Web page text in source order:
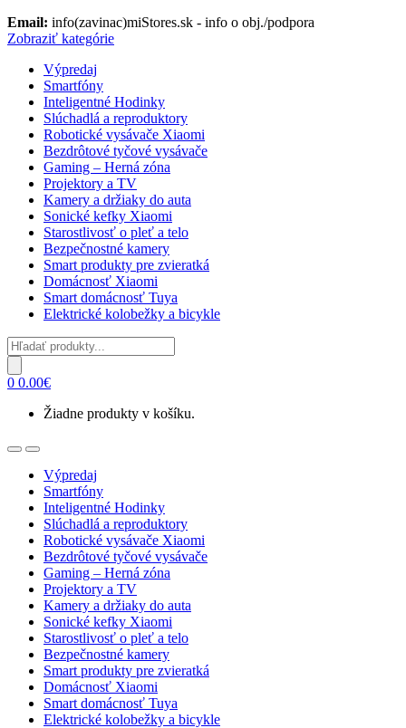
Email: info(zavinac)miStores.sk - info o obj./podpora
Zobraziť kategórie
Výpredaj
Smartfóny
Inteligentné Hodinky
Slúchadlá a reproduktory
Robotické vysávače Xiaomi
Bezdrôtové tyčové vysávače
Gaming – Herná zóna
Projektory a TV
Kamery a držiaky do auta
Sonické kefky Xiaomi
Starostlivosť o pleť a telo
Bezpečnostné kamery
Smart produkty pre zvieratká
Domácnosť Xiaomi
Smart domácnosť Tuya
Elektrické kolobežky a bicykle
Products
search
0 0.00€
Žiadne produkty v košíku.
OpenClose
Výpredaj
Smartfóny
Inteligentné Hodinky
Slúchadlá a reproduktory
Robotické vysávače Xiaomi
Bezdrôtové tyčové vysávače
Gaming – Herná zóna
Projektory a TV
Kamery a držiaky do auta
Sonické kefky Xiaomi
Starostlivosť o pleť a telo
Bezpečnostné kamery
Smart produkty pre zvieratká
Domácnosť Xiaomi
Smart domácnosť Tuya
Elektrické kolobežky a bicykle